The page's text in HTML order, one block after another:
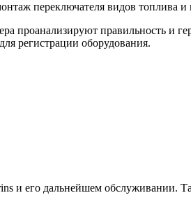
переключателя видов топлива и
правильность и
регистрации оборудования.
и его дальнейшем обслуживании.